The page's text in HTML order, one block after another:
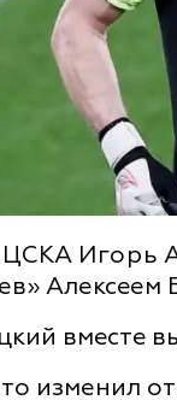
Игорь
Алексеем
вместе
изменил